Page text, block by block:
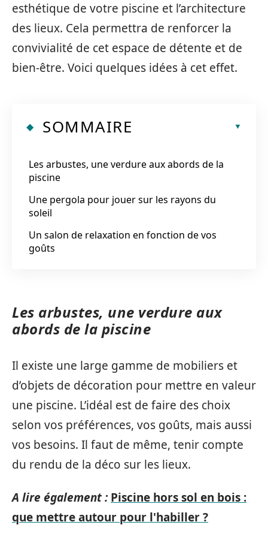
esthétique de votre piscine et l’architecture
des lieux. Cela permettra de renforcer la
convivialité de cet espace de détente et de
bien-être. Voici quelques idées à cet effet.
SOMMAIRE
Les arbustes, une verdure aux abords de la
piscine
Une pergola pour jouer sur les rayons du
soleil
Un salon de relaxation en fonction de vos
goûts
Les arbustes, une verdure aux
abords de la piscine
Il existe une large gamme de mobiliers et
d’objets de décoration pour mettre en valeur
une piscine. L’idéal est de faire des choix
selon vos préférences, vos goûts, mais aussi
vos besoins. Il faut de même, tenir compte
du rendu de la déco sur les lieux.
A lire également : Piscine hors sol en bois :
que mettre autour pour l'habiller ?